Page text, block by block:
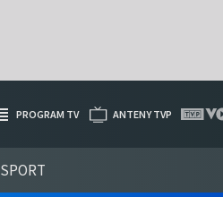
SPORT
PROGRAM TV ANTENY TVP